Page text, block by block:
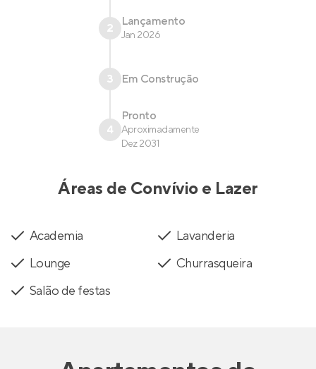
2 Lançamento
Jan 2026
3 Em Construção
4
Pronto
Aproximadamente
Dez 2031
Áreas de Convívio e Lazer
Academia
Lavanderia
Lounge
Churrasqueira
Salão de festas